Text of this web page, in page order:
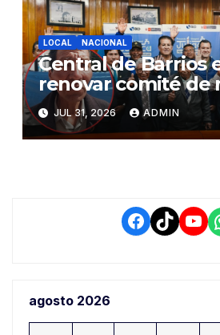
LOCAL NACIONAL
Central de Barrios
renovar comité de
del PIAA por
conflictos de
retrasos
JUL 31, 2026 ADMIN
Facebook
TikTok
agosto 2026